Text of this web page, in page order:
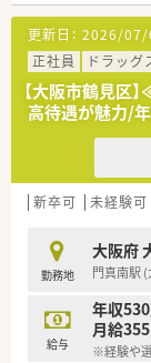
修を用意
■薬剤師が
種多様に
■店舗拡大
トのポジ
■在宅や教
とも可能
■その他
域は多種
■在宅実施
■育児休
時短勤務
■年間休
■日用品
たくさん
更新日： 2026/07/
正社員
ドラッグ
【大阪市鶴見区
高待遇が魅力/
新卒可 未経験可
勤務地
大阪府
門真南駅
給与
年収
月給
※経験や